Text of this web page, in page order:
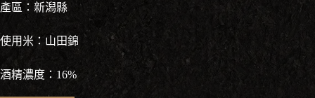
產區：新潟縣
使用米：山田錦
酒精濃度：16%